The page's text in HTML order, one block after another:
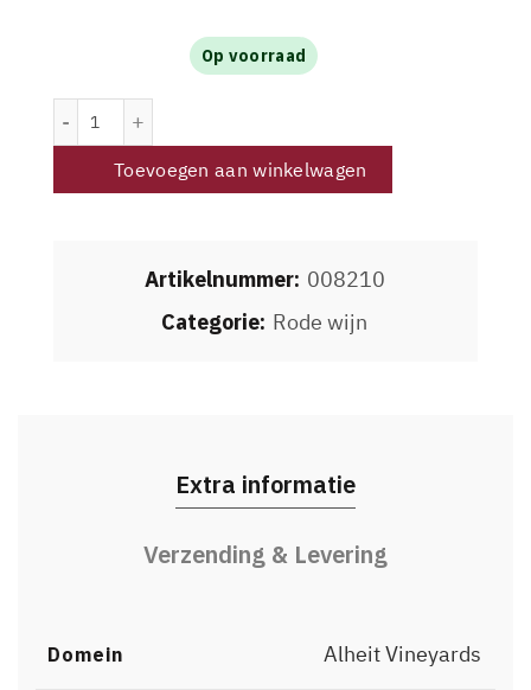
Op voorraad
Toevoegen aan winkelwagen
Artikelnummer: 008210
Categorie: Rode wijn
Extra informatie
Verzending & Levering
Domein Alheit Vineyards